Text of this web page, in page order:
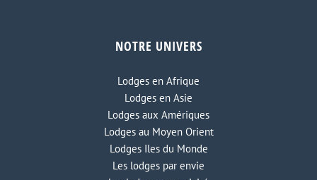
NOTRE UNIVERS
Lodges en Afrique
Lodges en Asie
Lodges aux Amériques
Lodges au Moyen Orient
Lodges Iles du Monde
Les lodges par envie